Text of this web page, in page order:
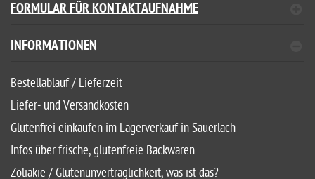
FORMULAR FÜR KONTAKTAUFNAHME
INFORMATIONEN
Bestellablauf / Lieferzeit
Liefer- und Versandkosten
Glutenfrei einkaufen im Lagerverkauf in Sauerlach
Infos über frische, glutenfreie Backwaren
Zöliakie / Glutenunverträglichkeit, was ist das?